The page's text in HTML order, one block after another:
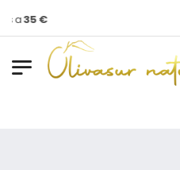
a35 €